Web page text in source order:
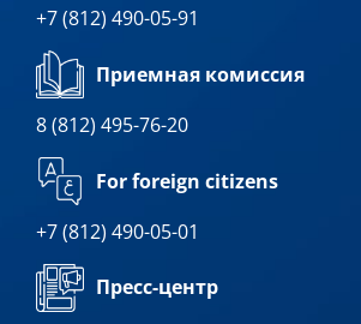
+7 (812) 490-05-91
Приемная комиссия
8 (812) 495-76-20
For foreign citizens
+7 (812) 490-05-01
Пресс-центр